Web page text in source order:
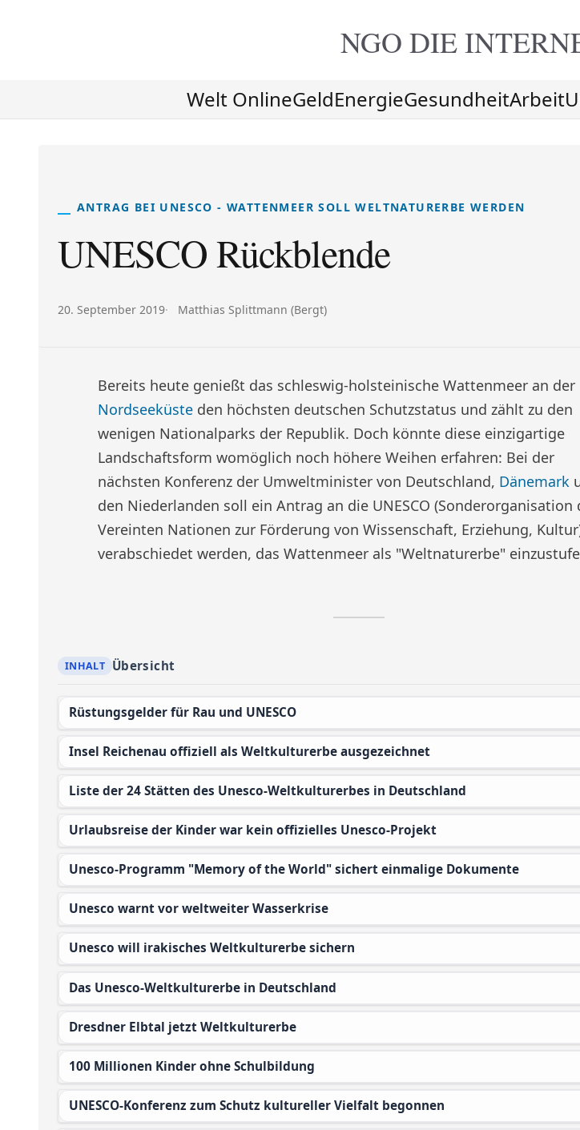
NGO DIE
Welt OnlineGeldEnergieGesundheitArbeit
ANTRAG BEI UNESCO - WATTENMEER SOLL WELTNATURERBE WERDEN
UNESCO Rückblende
Veröffentlicht am:
20. September 2019 Autor:
Matthias Splittmann (Bergt)
Bereits heute genießt das schleswig-holsteinische Wattenmeer an der
Nordseeküste den höchsten deutschen Schutzstatus und zählt zu den
wenigen Nationalparks der Republik. Doch könnte diese einzigartige
Landschaftsform womöglich noch höhere Weihen erfahren: Bei der
nächsten Konferenz der Umweltminister von Deutschland, Dänemark
den Niederlanden soll ein Antrag an die UNESCO (Sonderorganisation
Vereinten Nationen zur Förderung von Wissenschaft, Erziehung,
verabschiedet werden, das Wattenmeer als "Weltnaturerbe"
Übersicht
Rüstungsgelder für Rau und UNESCO
Insel Reichenau offiziell als Weltkulturerbe ausgezeichnet
Liste der 24 Stätten des Unesco-Weltkulturerbes in Deutschland
Urlaubsreise der Kinder war kein offizielles Unesco-Projekt
Unesco-Programm "Memory of the World" sichert einmalige Dokumente
Unesco warnt vor weltweiter Wasserkrise
Unesco will irakisches Weltkulturerbe sichern
Das Unesco-Weltkulturerbe in Deutschland
Dresdner Elbtal jetzt Weltkulturerbe
100 Millionen Kinder ohne Schulbildung
UNESCO-Konferenz zum Schutz kultureller Vielfalt begonnen